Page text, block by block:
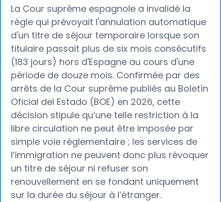
La Cour suprême espagnole a invalidé la
règle qui prévoyait l'annulation automatique
d'un titre de séjour temporaire lorsque son
titulaire passait plus de six mois consécutifs
(183 jours) hors d'Espagne au cours d'une
période de douze mois. Confirmée par des
arrêts de la Cour suprême publiés au Boletín
Oficial del Estado (BOE) en 2026, cette
décision stipule qu’une telle restriction à la
libre circulation ne peut être imposée par
simple voie réglementaire ; les services de
l’immigration ne peuvent donc plus révoquer
un titre de séjour ni refuser son
renouvellement en se fondant uniquement
sur la durée du séjour à l’étranger.